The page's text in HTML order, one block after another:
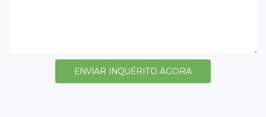
ENVIAR INQUÉRITO AGORA